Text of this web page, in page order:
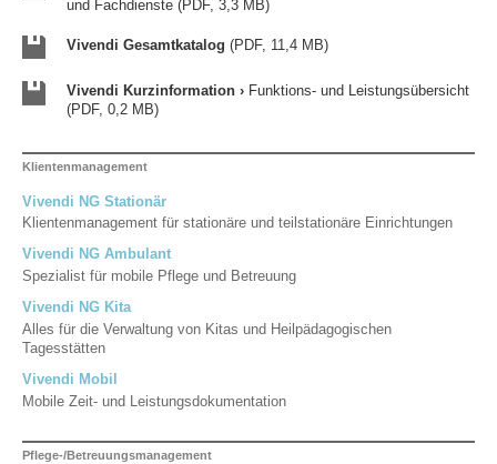
und Fachdienste (PDF, 3,3 MB)
Vivendi Gesamtkatalog (PDF, 11,4 MB)
Vivendi Kurzinformation › Funktions- und Leistungsübersicht
(PDF, 0,2 MB)
Klientenmanagement
Vivendi NG Stationär
Klientenmanagement für stationäre und teilstationäre Einrichtungen
Vivendi NG Ambulant
Spezialist für mobile Pflege und Betreuung
Vivendi NG Kita
Alles für die Verwaltung von Kitas und Heilpädagogischen
Tagesstätten
Vivendi Mobil
Mobile Zeit- und Leistungsdokumentation
Pflege-/Betreuungsmanagement